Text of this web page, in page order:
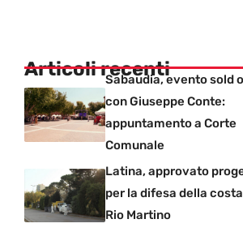
Articoli recentiSabaudia, evento sold
con Giuseppe Conte:
appuntamento a Corte
Comunale
Latina, approvato
per la difesa della
Rio Martino